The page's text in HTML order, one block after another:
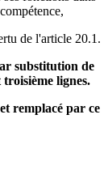
de l'article 20.1.
substitution de
lignes.
remplacé par ce